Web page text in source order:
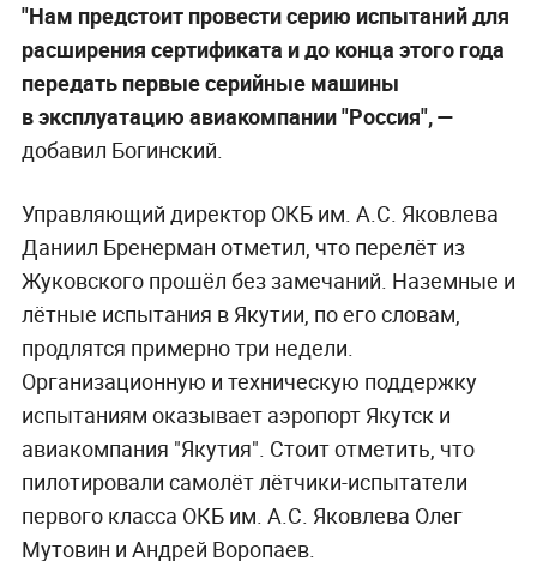
"Нам предстоит провести серию испытаний для
расширения сертификата и до конца этого года
передать первые серийные машины
в эксплуатацию авиакомпании "Россия", —
добавил Богинский.
Управляющий директор ОКБ им. А.С. Яковлева
Даниил Бренерман отметил, что перелёт из
Жуковского прошёл без замечаний. Наземные и
лётные испытания в Якутии, по его словам,
продлятся примерно три недели.
Организационную и техническую поддержку
испытаниям оказывает аэропорт Якутск и
авиакомпания "Якутия". Стоит отметить, что
пилотировали самолёт лётчики-испытатели
первого класса ОКБ им. А.С. Яковлева Олег
Мутовин и Андрей Воропаев.